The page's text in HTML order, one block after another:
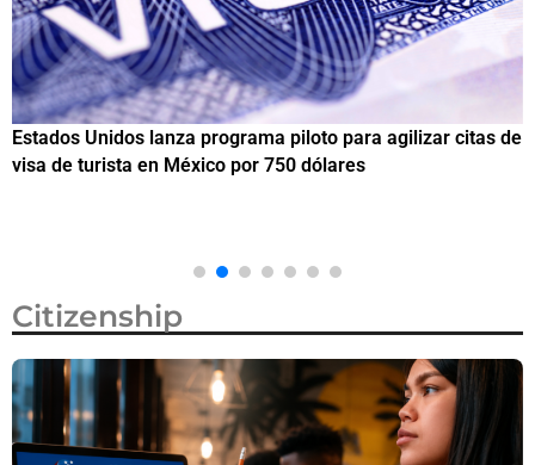
Estados Unidos lanza programa piloto para agilizar citas de
visa de turista en México por 750 dólares
Citizenship